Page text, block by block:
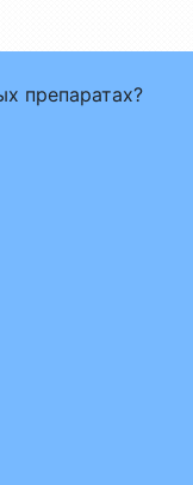
препаратах?